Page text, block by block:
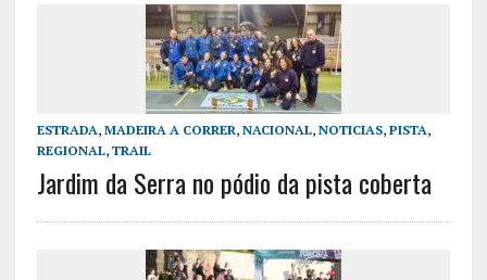
ESTRADA, MADEIRA A CORRER, NACIONAL, NOTICIAS, PISTA,
REGIONAL, TRAIL
Jardim da Serra no pódio da pista coberta